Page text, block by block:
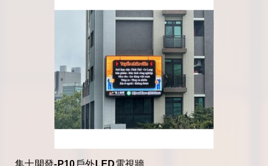
集士開發-P10戶外LED電視牆